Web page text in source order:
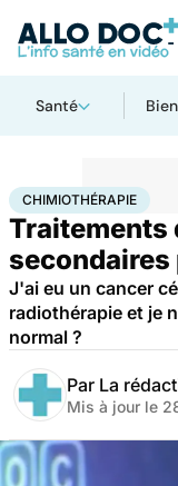
Santé
AccueilSantéMaladies
CHIMIOTHÉRAPIE
Traitements
secondaires
J'ai eu un cancer
radiothérapie et je
normal ?
Par La
Mis à jour le